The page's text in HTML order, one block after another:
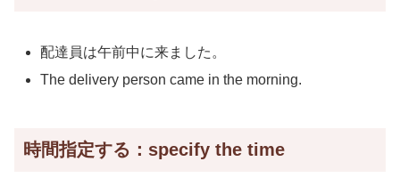
配達員は午前中に来ました。
The delivery person came in the morning.
時間指定する：specify the time